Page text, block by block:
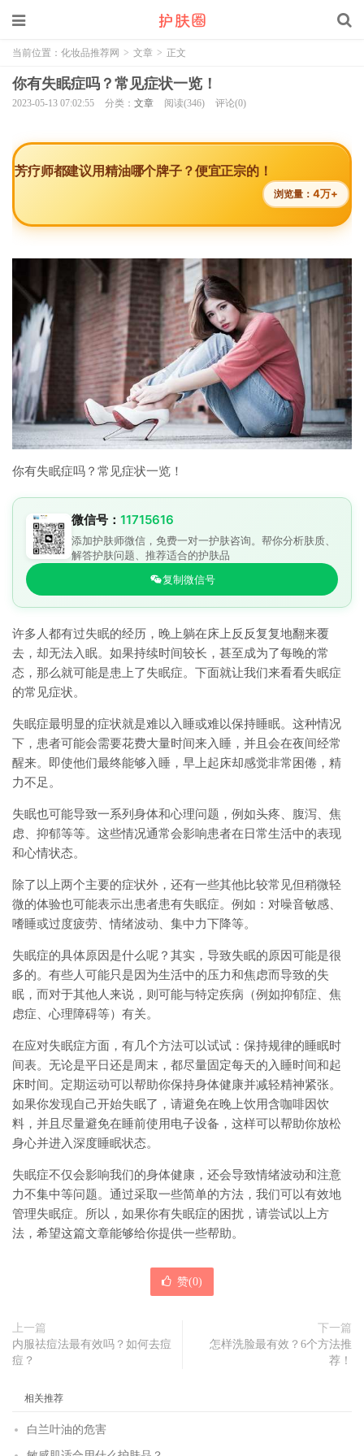
当前位置： 化妆品推荐网 > 文章 > 正文
你有失眠症吗？常见症状一览！
2023-05-13 07:02:55 分类： 文章 阅读(346) 评论(0)
芳疗师都建议用精油哪个牌子？便宜正宗的！
浏览量：4万+
你有失眠症吗？常见症状一览！
微信号： 11715616
添加护肤师微信，免费一对一护肤咨询。帮你分析肤质、
解答护肤问题、推荐适合的护肤品
复制微信号
许多人都有过失眠的经历，晚上躺在床上反反复复地翻来覆
去，却无法入眠。如果持续时间较长，甚至成为了每晚的常
态，那么就可能是患上了失眠症。下面就让我们来看看失眠症
的常见症状。
失眠症最明显的症状就是难以入睡或难以保持睡眠。这种情况
下，患者可能会需要花费大量时间来入睡，并且会在夜间经常
醒来。即使他们最终能够入睡，早上起床却感觉非常困倦，精
力不足。
失眠也可能导致一系列身体和心理问题，例如头疼、腹泻、焦
虑、抑郁等等。这些情况通常会影响患者在日常生活中的表现
和心情状态。
除了以上两个主要的症状外，还有一些其他比较常见但稍微轻
微的体验也可能表示出患者患有失眠症。例如：对噪音敏感、
嗜睡或过度疲劳、情绪波动、集中力下降等。
失眠症的具体原因是什么呢？其实，导致失眠的原因可能是很
多的。有些人可能只是因为生活中的压力和焦虑而导致的失
眠，而对于其他人来说，则可能与特定疾病（例如抑郁症、焦
虑症、心理障碍等）有关。
在应对失眠症方面，有几个方法可以试试：保持规律的睡眠时
间表。无论是平日还是周末，都尽量固定每天的入睡时间和起
床时间。定期运动可以帮助你保持身体健康并减轻精神紧张。
如果你发现自己开始失眠了，请避免在晚上饮用含咖啡因饮
料，并且尽量避免在睡前使用电子设备，这样可以帮助你放松
身心并进入深度睡眠状态。
失眠症不仅会影响我们的身体健康，还会导致情绪波动和注意
力不集中等问题。通过采取一些简单的方法，我们可以有效地
管理失眠症。所以，如果你有失眠症的困扰，请尝试以上方
法，希望这篇文章能够给你提供一些帮助。
赞(0)
上一篇
内服祛痘法最有效吗？如何去痘
痘？
下一篇
怎样洗脸最有效？6个方法推
荐！
相关推荐
白兰叶油的危害